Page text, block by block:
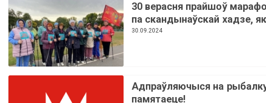
30 верасня прайшоў
па скандынаўскай хадзе,
сабраў аматараў актыўнага
ЦСАН, прыцягнула больш
20 удзельнікаў
30.09.2024
Адпраўляючыся на
памятаеце!